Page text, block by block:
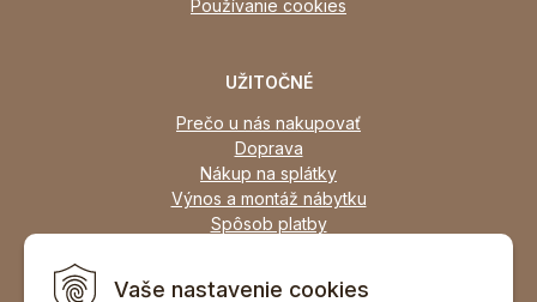
Vaše nastavenie cookies
Používanie cookies
UŽITOČNÉ
Prečo u nás nakupovať
Doprava
Nákup na splátky
Výnos a montáž nábytku
Spôsob platby